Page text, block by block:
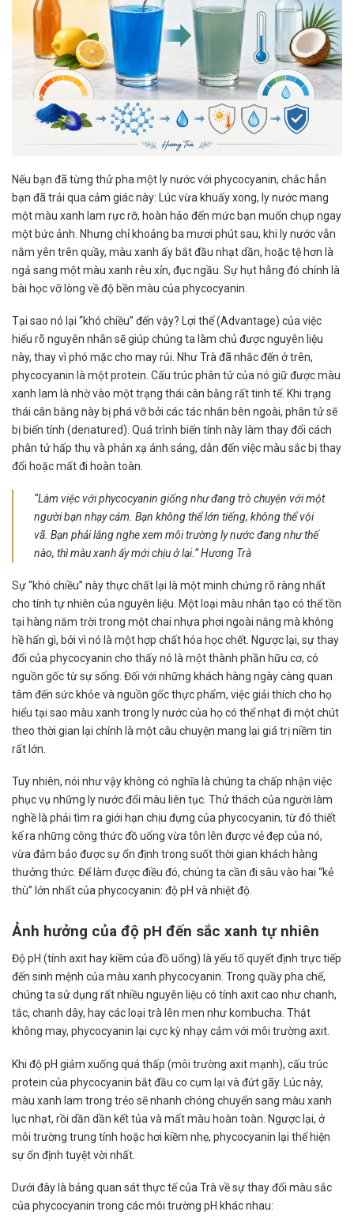
Nếu bạn đã từng thử pha một ly nước với phycocyanin, chắc hẳn
bạn đã trải qua cảm giác này: Lúc vừa khuấy xong, ly nước mang
một màu xanh lam rực rỡ, hoàn hảo đến mức bạn muốn chụp ngay
một bức ảnh. Nhưng chỉ khoảng ba mươi phút sau, khi ly nước vẫn
nằm yên trên quầy, màu xanh ấy bắt đầu nhạt dần, hoặc tệ hơn là
ngả sang một màu xanh rêu xỉn, đục ngầu. Sự hụt hẫng đó chính là
bài học vỡ lòng về độ bền màu của phycocyanin.
Tại sao nó lại “khó chiều” đến vậy? Lợi thế (Advantage) của việc
hiểu rõ nguyên nhân sẽ giúp chúng ta làm chủ được nguyên liệu
này, thay vì phó mặc cho may rủi. Như Trà đã nhắc đến ở trên,
phycocyanin là một protein. Cấu trúc phân tử của nó giữ được màu
xanh lam là nhờ vào một trạng thái cân bằng rất tinh tế. Khi trạng
thái cân bằng này bị phá vỡ bởi các tác nhân bên ngoài, phân tử sẽ
bị biến tính (denatured). Quá trình biến tính này làm thay đổi cách
phân tử hấp thụ và phản xạ ánh sáng, dẫn đến việc màu sắc bị thay
đổi hoặc mất đi hoàn toàn.
“Làm việc với phycocyanin giống như đang trò chuyện với một
người bạn nhạy cảm. Bạn không thể lớn tiếng, không thể vội
vã. Bạn phải lắng nghe xem môi trường ly nước đang như thế
nào, thì màu xanh ấy mới chịu ở lại.” Hương Trà
Sự “khó chiều” này thực chất lại là một minh chứng rõ ràng nhất
cho tính tự nhiên của nguyên liệu. Một loại màu nhân tạo có thể tồn
tại hàng năm trời trong một chai nhựa phơi ngoài nắng mà không
hề hấn gì, bởi vì nó là một hợp chất hóa học chết. Ngược lại, sự thay
đổi của phycocyanin cho thấy nó là một thành phần hữu cơ, có
nguồn gốc từ sự sống. Đối với những khách hàng ngày càng quan
tâm đến sức khỏe và nguồn gốc thực phẩm, việc giải thích cho họ
hiểu tại sao màu xanh trong ly nước của họ có thể nhạt đi một chút
theo thời gian lại chính là một câu chuyện mang lại giá trị niềm tin
rất lớn.
Tuy nhiên, nói như vậy không có nghĩa là chúng ta chấp nhận việc
phục vụ những ly nước đổi màu liên tục. Thử thách của người làm
nghề là phải tìm ra giới hạn chịu đựng của phycocyanin, từ đó thiết
kế ra những công thức đồ uống vừa tôn lên được vẻ đẹp của nó,
vừa đảm bảo được sự ổn định trong suốt thời gian khách hàng
thưởng thức. Để làm được điều đó, chúng ta cần đi sâu vào hai “kẻ
thù” lớn nhất của phycocyanin: độ pH và nhiệt độ.
Ảnh hưởng của độ pH đến sắc xanh tự nhiên
Độ pH (tính axit hay kiềm của đồ uống) là yếu tố quyết định trực tiếp
đến sinh mệnh của màu xanh phycocyanin. Trong quầy pha chế,
chúng ta sử dụng rất nhiều nguyên liệu có tính axit cao như chanh,
tắc, chanh dây, hay các loại trà lên men như kombucha. Thật
không may, phycocyanin lại cực kỳ nhạy cảm với môi trường axit.
Khi độ pH giảm xuống quá thấp (môi trường axit mạnh), cấu trúc
protein của phycocyanin bắt đầu co cụm lại và đứt gãy. Lúc này,
màu xanh lam trong trẻo sẽ nhanh chóng chuyển sang màu xanh
lục nhạt, rồi dần dần kết tủa và mất màu hoàn toàn. Ngược lại, ở
môi trường trung tính hoặc hơi kiềm nhẹ, phycocyanin lại thể hiện
sự ổn định tuyệt vời nhất.
Dưới đây là bảng quan sát thực tế của Trà về sự thay đổi màu sắc
của phycocyanin trong các môi trường pH khác nhau: